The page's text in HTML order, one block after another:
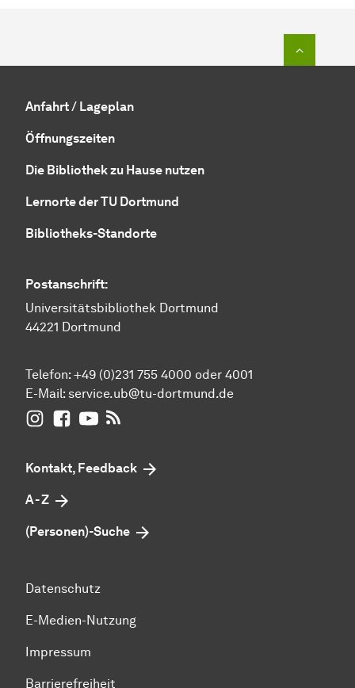
Anfahrt / Lageplan
Öffnungszeiten
Die Bibliothek zu Hause nutzen
Lernorte der TU Dortmund
Bibliotheks-Standorte
Postanschrift:
Universitätsbibliothek Dortmund
44221 Dortmund
Telefon: +49 (0)231 755 4000 oder 4001
E-Mail: service.ub@tu-dortmund.de
UB Dortmund auf Instagram
UB Dortmund auf Facebook
UB Dortmund auf YouTube
Kontakt, Feedback
A - Z
(Personen)-Suche
Datenschutz
E-Medien-Nutzung
Impressum
Barrierefreiheit